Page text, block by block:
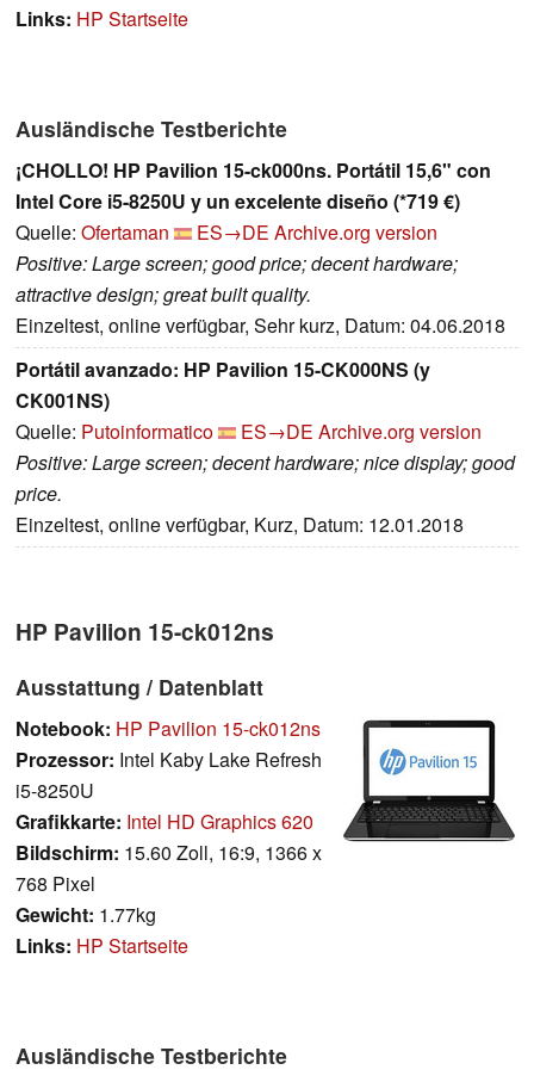
Links: HP Startseite
Ausländische Testberichte
¡CHOLLO! HP Pavilion 15-ck000ns. Portátil 15,6" con
Intel Core i5-8250U y un excelente diseño (*719 €)
Quelle: Ofertaman ES→DE Archive.org version
Positive: Large screen; good price; decent hardware;
attractive design; great built quality.
Einzeltest, online verfügbar, Sehr kurz, Datum: 04.06.2018
Portátil avanzado: HP Pavilion 15-CK000NS (y
CK001NS)
Quelle: Putoinformatico ES→DE Archive.org version
Positive: Large screen; decent hardware; nice display; good
price.
Einzeltest, online verfügbar, Kurz, Datum: 12.01.2018
HP Pavilion 15-ck012ns
Ausstattung / Datenblatt
Notebook: HP Pavilion 15-ck012ns
Prozessor: Intel Kaby Lake Refresh
i5-8250U
Grafikkarte: Intel HD Graphics 620
Bildschirm: 15.60 Zoll, 16:9, 1366 x
768 Pixel
Gewicht: 1.77kg
Links: HP Startseite
Ausländische Testberichte